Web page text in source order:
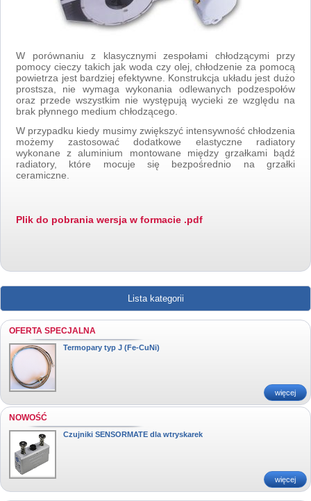
Lista kategorii
OFERTA SPECJALNA
Termopary typ J (Fe-CuNi)
więcej
NOWOŚĆ
Czujniki SENSORMATE dla wtryskarek
więcej
W porównaniu z klasycznymi zespołami chłodzącymi przy
pomocy cieczy takich jak woda czy olej, chłodzenie za pomocą
powietrza jest bardziej efektywne. Konstrukcja układu jest dużo
prostsza, nie wymaga wykonania odlewanych podzespołów
oraz przede wszystkim nie występują wycieki ze względu na
brak płynnego medium chłodzącego.
W przypadku kiedy musimy zwiększyć intensywność chłodzenia
możemy zastosować dodatkowe elastyczne radiatory
wykonane z aluminium montowane między grzałkami bądź
radiatory, które mocuje się bezpośrednio na grzałki
ceramiczne.
Plik do pobrania wersja w formacie .pdf